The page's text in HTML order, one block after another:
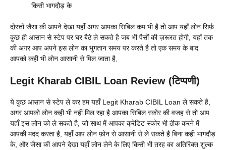
किसी भागदौड़ के
दोस्तों जैसा की आपने देखा यहाँ अगर आपका सिबिल कम भी है तो आप यहाँ लोन सिर्फ़
कुछ ही आसान से स्टेप पर घर बैठे ले सकते है जब भी पैसों की ज़रूरत होगी, यहाँ तक
की अगर आप अपने इस लोन का भुगतान समय पर करते है तो एक समय के बाद
आपको कही भी लोन आसानी से मिल जाता है,
Legit Kharab CIBIL Loan Review (टिप्पणी)
ये कुछ आसान से स्टेप ले कर हम यहाँ Legit Kharab CIBIL Loan ले सकते है,
अगर आपको लोन कही भी नहीं मिल रहा है आपका सिबिल स्कोर की वजह से तो आप
यहाँ इस लोन को ले सकते है, जो साथ में आपका क्रेडिट स्कोर भी ठीक करने में
आपकी मदद करता है, यहाँ आप लोन फ़ोन से आसानी से ले सकते है बिना कही भागदौड़
के, और जैसा की आपने देखा यहाँ लोन लेने के लिए किसी भी तरह का अतिरिक्त शुल्क